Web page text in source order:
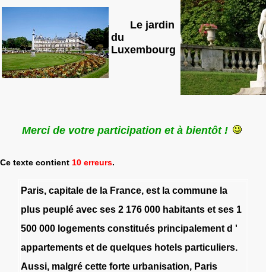
Le jardin
du
Luxembourg
Merci de votre participation et à bientôt !
Ce texte contient 10 erreurs.
Paris, capitale de la France, est la commune la
plus peuplé avec ses 2 176 000 habitants et ses 1
500 000 logements constitués principalement d '
appartements et de quelques hotels particuliers.
Aussi, malgré cette forte urbanisation, Paris